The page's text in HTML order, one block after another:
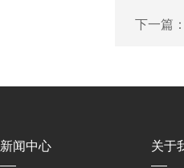
下一篇
新闻中心 关于